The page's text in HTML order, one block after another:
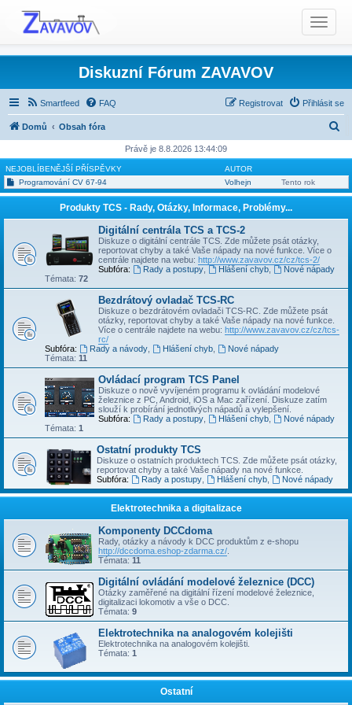
T
o
g
l
e
n
a
n
Diskuzní Fórum ZAVAVOV
Smartfeed FAQ Přihlásit se
Registrovat
Domů Obsah fóra
t
Právě je 8.8.2026 13:44:09
NEJOBLÍBENĚJŠÍ PŘÍSPĚVKY
AUTOR
Programování CV 67-94
Volhejn Tento rok
Produkty TCS - Rady, Otázky, Informace, Problémy...
Digitální centrála TCS a TCS-2
Diskuze o digitální centrále TCS. Zde můžete psát otázky,
reportovat chyby a také Vaše nápady na nové funkce. Více o
centrále najdete na webu: http://www.zavavov.cz/cz/tcs-2/
Subfóra:
Rady a postupy, Hlášení chyb,
Nové nápady
Témata: 72
Bezdrátový ovladač TCS-RC
Diskuze o bezdrátovém ovladači TCS-RC. Zde můžete psát
otázky, reportovat chyby a také Vaše nápady na nové funkce.
Více o centrále najdete na webu: http://www.zavavov.cz/cz/tcs-
rc/
Subfóra:
Rady a návody, Hlášení chyb,
Nové nápady
Témata: 11
Ovládací program TCS Panel
Diskuze o nově vyvíjeném programu k ovládání modelové
železnice z PC, Android, iOS a Mac zařízení. Diskuze zatím
slouží k probírání jednotlivých nápadů a vylepšení.
Subfóra:
Rady a postupy, Hlášení chyb,
Nové nápady
Témata: 1
Ostatní produkty TCS
Diskuze o ostatních produktech TCS. Zde můžete psát otázky,
reportovat chyby a také Vaše nápady na nové funkce.
Subfóra:
Rady a postupy, Hlášení chyb, Nové nápady
Elektrotechnika a digitalizace
Komponenty DCCdoma
Rady, otázky a návody k DCC produktům z e-shopu
http://dccdoma.eshop-zdarma.cz/
Témata: 11
Digitální ovládání modelové železnice (DCC)
Otázky zaměřené na digitální řízení modelové železnice,
digitalizaci lokomotiv a vše o DCC.
Témata: 9
Elektrotechnika na analogovém kolejišti
Elektrotechnika na analogovém kolejišti.
Témata: 1
Ostatní